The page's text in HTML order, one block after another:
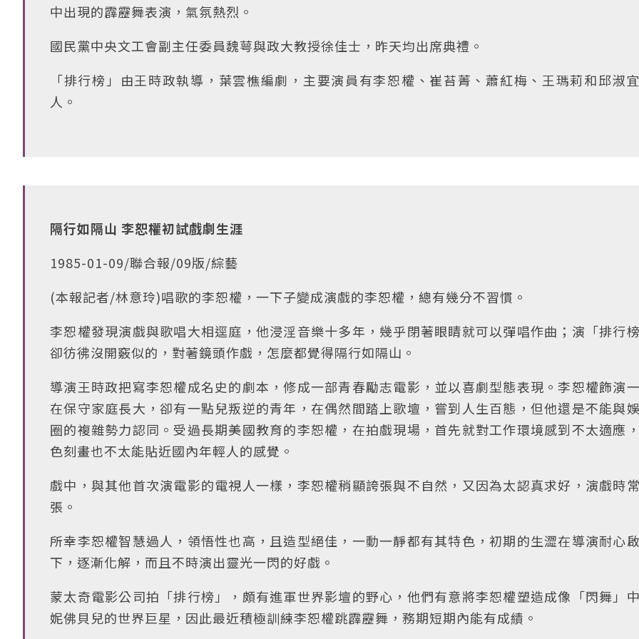
中出現的霹靂舞表演，氣氛熱烈。
國民黨中央文工會副主任委員魏萼與政大教授徐佳士，昨天均出席典禮。
「排行榜」由王時政執導，葉雲樵編劇，主要演員有李恕權、崔苔菁、蕭紅梅、王瑪莉和邱淑
人。
隔行如隔山 李恕權初試戲劇生涯
1985-01-09/聯合報/09版/綜藝
(本報記者/林意玲)唱歌的李恕權，一下子變成演戲的李恕權，總有幾分不習慣。
李恕權發現演戲與歌唱大相逕庭，他浸淫音樂十多年，幾乎閉著眼睛就可以彈唱作曲；演「排行
卻彷彿沒開竅似的，對著鏡頭作戲，怎麼都覺得隔行如隔山。
導演王時政把寫李恕權成名史的劇本，修成一部青春勵志電影，並以喜劇型態表現。李恕權飾演
在保守家庭長大，卻有一點兒叛逆的青年，在偶然間踏上歌壇，嘗到人生百態，但他還是不能與
圈的複雜勢力認同。受過長期美國教育的李恕權，在拍戲現場，首先就對工作環境感到不太適應
色刻畫也不太能貼近國內年輕人的感覺。
戲中，與其他首次演電影的電視人一樣，李恕權稍顯誇張與不自然，又因為太認真求好，演戲時
張。
所幸李恕權智慧過人，領悟性也高，且造型絕佳，一動一靜都有其特色，初期的生澀在導演耐心
下，逐漸化解，而且不時演出靈光一閃的好戲。
蒙太奇電影公司拍「排行榜」，頗有進軍世界影壇的野心，他們有意將李恕權塑造成像「閃舞」
妮佛貝兒的世界巨星，因此最近積極訓練李恕權跳霹靂舞，務期短期內能有成績。